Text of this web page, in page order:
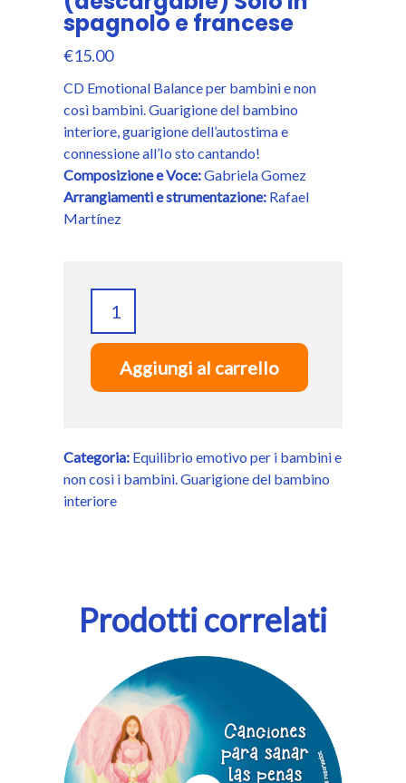
spagnolo e francese
€15.00
CD Emotional Balance per bambini e non
così bambini. Guarigione del bambino
interiore, guarigione dell’autostima e
connessione all’Io sto cantando!
Composizione e Voce:Gabriela Gomez
Arrangiamenti e strumentazione: Rafael
Martínez
i
Nuovi
Bambini"
in
spagnolo
e
Aggiungi al carrello
Categoria: Equilibrio emotivo per i bambini e
non così i bambini. Guarigione del bambino
interiore
Prodotti correlati